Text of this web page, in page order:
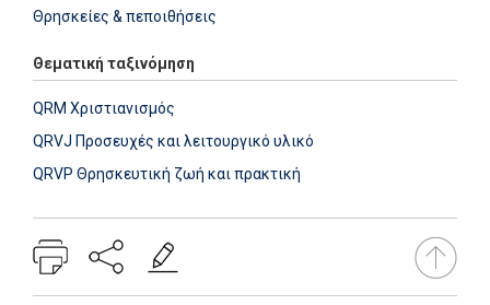
Θρησκείες & πεποιθήσεις
Θεματική ταξινόμηση
QRM Χριστιανισμός
QRVJ Προσευχές και λειτουργικό υλικό
QRVP Θρησκευτική ζωή και πρακτική